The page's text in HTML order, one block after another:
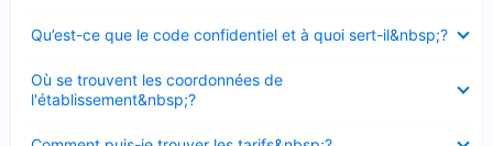
Qu’est-ce que le code confidentiel et à quoi sert-il&nbsp;?
fermé
Où se trouvent les coordonnées de
l'établissement&nbsp;?
fermé